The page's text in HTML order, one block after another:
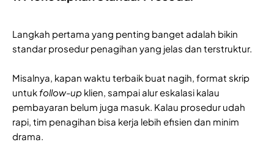
Langkah pertama yang penting banget adalah bikin
standar prosedur penagihan yang jelas dan terstruktur.
Misalnya, kapan waktu terbaik buat nagih, format skrip
untukfollow-up klien, sampai alur eskalasi kalau
pembayaran belum juga masuk. Kalau prosedur udah
rapi, tim penagihan bisa kerja lebih efisien dan minim
drama.